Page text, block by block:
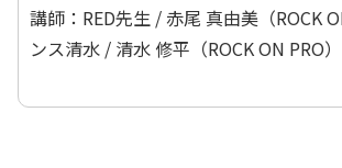
講師：RED先生 / 赤尾 真由美（ROCK
ンス清水 / 清水 修平（ROCK ON PRO）